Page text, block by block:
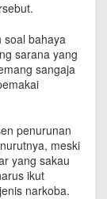
soal bahaya
sarana yang
sangaja
penurunan
meski
yang sakau
ikut
narkoba.